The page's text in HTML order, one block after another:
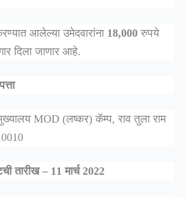
आलेल्या उमेदवारांना 18,000 रुपये
दिला जाणार आहे.
MOD (लष्कर) कॅम्प, राव तुला राम
तारीख – 11 मार्च 2022